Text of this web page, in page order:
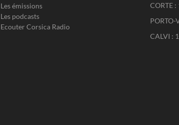
Les émissions
Les podcasts
Ecouter Corsica Radio
CORTE :
PORTO-
CALVI :